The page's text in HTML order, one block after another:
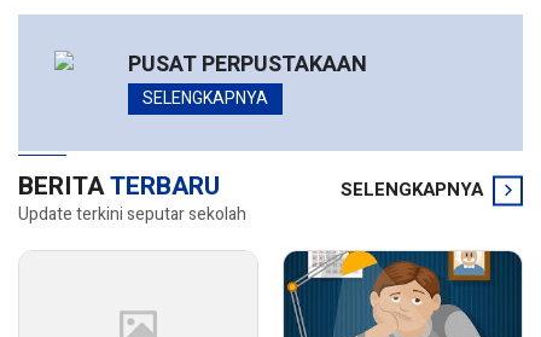
PUSAT PERPUSTAKAAN
SELENGKAPNYA
BERITATERBARU
Update terkini seputar sekolah
SELENGKAPNYA